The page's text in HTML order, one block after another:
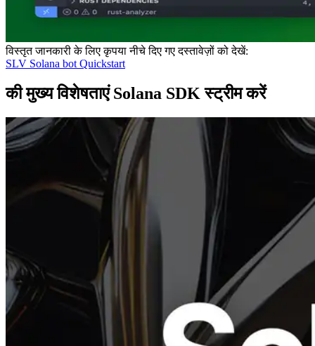
विस्तृत जानकारी के लिए कृपया नीचे दिए गए दस्तावेज़ों को देखें:
SLV Solana bot Quickstart
की मुख्य विशेषताएं Solana SDK स्ट्रीम करें